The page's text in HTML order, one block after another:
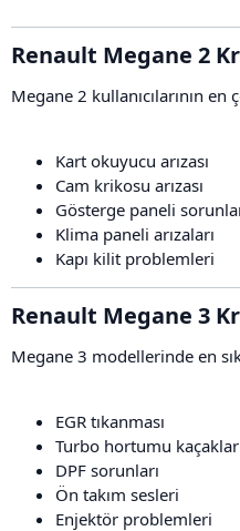
Renault Megane 2
Megane 2 kullanıcılarının
Kart okuyucu arızası
Cam krikosu arızası
Gösterge paneli
Klima paneli arızaları
Kapı kilit problemleri
Renault Megane 3
Megane 3 modellerinde en
EGR tıkanması
Turbo hortumu
DPF sorunları
Ön takım sesleri
Enjektör problemleri